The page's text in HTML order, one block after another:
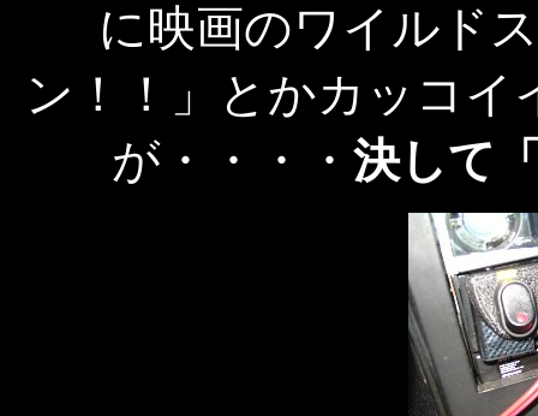
に映画のワイルド
ン！！」とかカッコ
が・・・・ 決して